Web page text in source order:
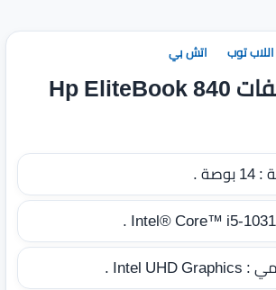
توب اتش بي
سعر ومواصفات Hp EliteBook 840
:14 بوصة .
Intel® Core™ i5-
:
Intel UHD Graphics .